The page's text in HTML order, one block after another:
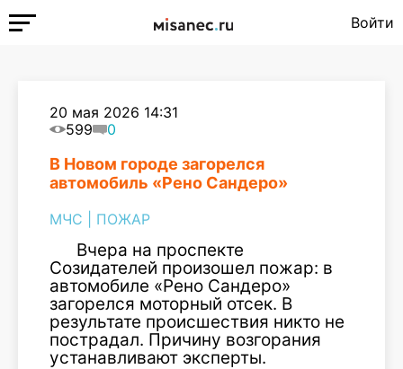
Войти
20 мая 2026 14:31
599
0
В Новом городе загорелся
автомобиль «Рено Сандеро»
МЧС ПОЖАР
Вчера на проспекте
Созидателей произошел пожар: в
автомобиле «Рено Сандеро»
загорелся моторный отсек. В
результате происшествия никто не
пострадал. Причину возгорания
устанавливают эксперты.